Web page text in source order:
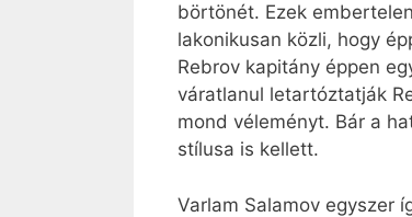
börtönét. Ezek
lakonikusan közli, hogy
Rebrov kapitány éppen
váratlanul letartóztatják
mond véleményt. Bár a
stílusa is kellett.
Varlam Salamov egyszer